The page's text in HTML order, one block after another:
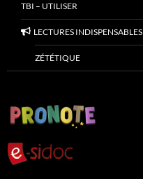
TBI – UTILISER
LECTURES INDISPENSABLES
ZÉTÉTIQUE